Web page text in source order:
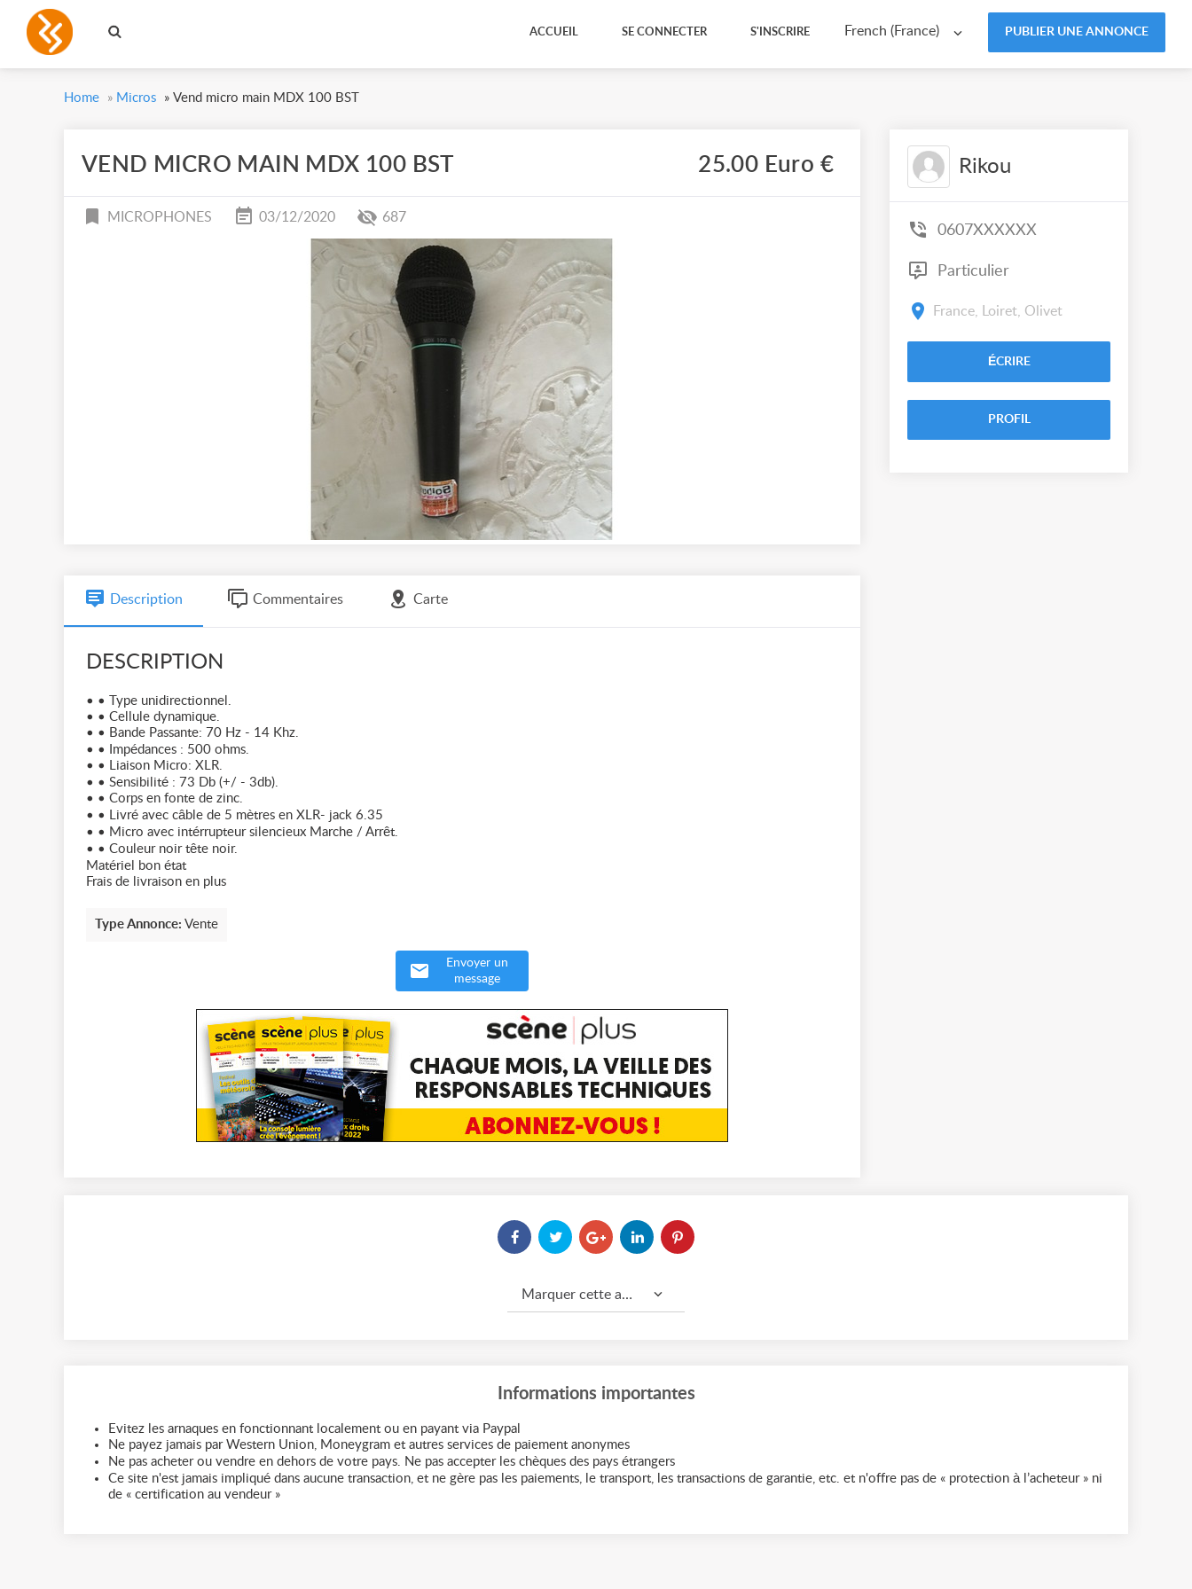
French (France) PUBLIER UNE ANNONCE
ACCUEIL SE CONNECTER S'INSCRIRE
Home » Micros » Vend micro main MDX 100 BST
VEND MICRO MAIN MDX 100 BST 25.00 Euro €
MICROPHONES 03/12/2020 687
Description Commentaires Carte
DESCRIPTION
• • Type unidirectionnel.
• • Cellule dynamique.
• • Bande Passante: 70 Hz - 14 Khz.
• • Impédances : 500 ohms.
• • Liaison Micro: XLR.
• • Sensibilité : 73 Db (+/ - 3db).
• • Corps en fonte de zinc.
• • Livré avec câble de 5 mètres en XLR- jack 6.35
• • Micro avec intérrupteur silencieux Marche / Arrêt.
• • Couleur noir tête noir.
Matériel bon état
Frais de livraison en plus
Type Annonce: Vente
Envoyer un
message
Rikou
0607XXXXXX
Particulier
France, Loiret, Olivet
ÉCRIRE
PROFIL
Marquer cette annonce comme...
Informations importantes
Evitez les arnaques en fonctionnant localement ou en payant via Paypal
Ne payez jamais par Western Union, Moneygram et autres services de paiement anonymes
Ne pas acheter ou vendre en dehors de votre pays. Ne pas accepter les chèques des pays étrangers
Ce site n'est jamais impliqué dans aucune transaction, et ne gère pas les paiements, le transport, les transactions de garantie, etc. et n'offre pas de « protection à l’acheteur » ni
de « certification au vendeur »